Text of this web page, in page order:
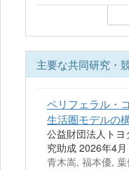
主要な共同研究・
ペリフェラル・
生活圏モデルの
公益財団法人ト
究助成 2026年4
青木嵩, 福本優, 葉